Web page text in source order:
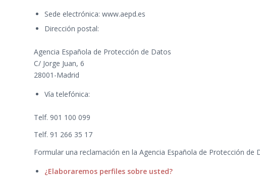
Sede electrónica: www.aepd.es
Dirección postal:
Agencia Española de Protección de Datos
C/ Jorge Juan, 6
28001-Madrid
Vía telefónica:
Telf. 901 100 099
Telf. 91 266 35 17
Formular una reclamación en la Agencia Española de Protección
¿Elaboraremos perfiles sobre usted?